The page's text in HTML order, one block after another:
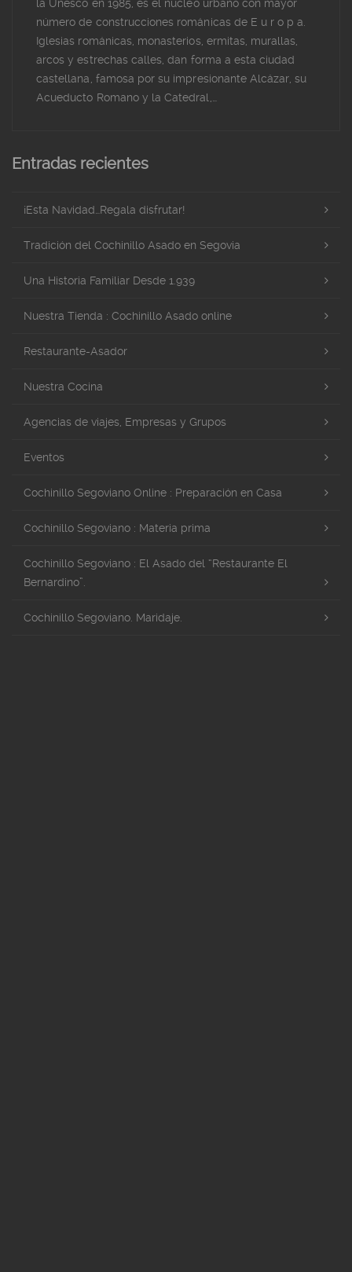
la Unesco en 1985, es el núcleo urbano con mayor
número de construcciones románicas de E u r o p a.
Iglesias románicas, monasterios, ermitas, murallas,
arcos y estrechas calles, dan forma a esta ciudad
castellana, famosa por su impresionante Alcázar, su
Acueducto Romano y la Catedral,…
Entradas recientes
¡Esta Navidad…Regala disfrutar!
Tradición del Cochinillo Asado en Segovia
Una Historia Familiar Desde 1.939
Nuestra Tienda : Cochinillo Asado online
Restaurante-Asador
Nuestra Cocina
Agencias de viajes, Empresas y Grupos
Eventos
Cochinillo Segoviano Online : Preparación en Casa
Cochinillo Segoviano : Materia prima
Cochinillo Segoviano : El Asado del “Restaurante El
Bernardino”.
Cochinillo Segoviano. Maridaje.